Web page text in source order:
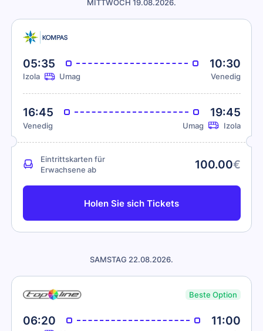
MITTWOCH 19.08.2026.
05:35 10:30
Izola Umag Venedig
16:45 19:45
Venedig Umag Izola
Eintrittskarten für
Erwachsene ab
100.00€
Holen Sie sich Tickets
SAMSTAG 22.08.2026.
Beste Option
06:20 11:00